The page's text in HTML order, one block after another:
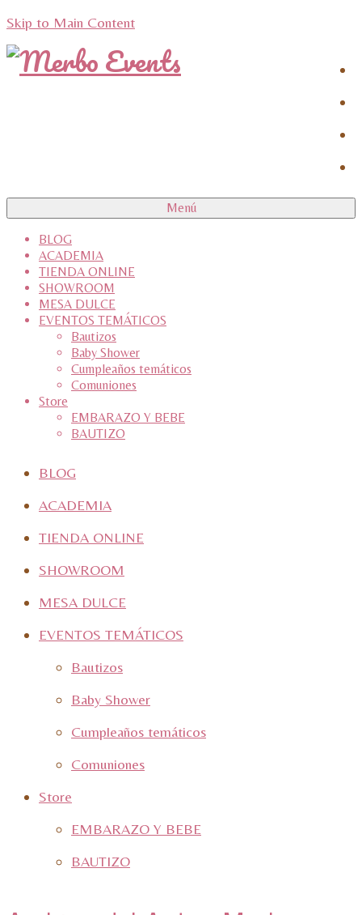
Skip to Main Content
Menú
BLOG
ACADEMIA
TIENDA ONLINE
SHOWROOM
MESA DULCE
EVENTOS TEMÁTICOS
Bautizos
Baby Shower
Cumpleaños temáticos
Comuniones
Store
EMBARAZO Y BEBE
BAUTIZO
BLOG
ACADEMIA
TIENDA ONLINE
SHOWROOM
MESA DULCE
EVENTOS TEMÁTICOS
Bautizos
Baby Shower
Cumpleaños temáticos
Comuniones
Store
EMBARAZO Y BEBE
BAUTIZO